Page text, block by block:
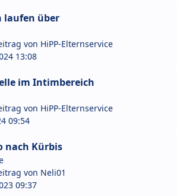
laufen über
von HiPP-Elternservice
13:08
im Intimbereich
von HiPP-Elternservice
09:54
nach Kürbis
von Neli01
09:37